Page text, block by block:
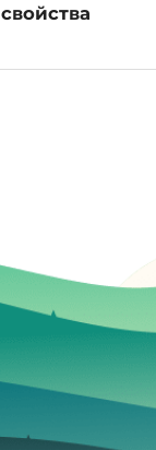
свойства